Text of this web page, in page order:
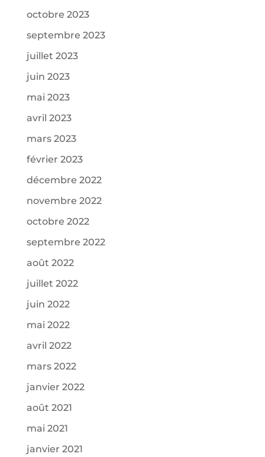
octobre 2023
septembre 2023
juillet 2023
juin 2023
mai 2023
avril 2023
mars 2023
février 2023
décembre 2022
novembre 2022
octobre 2022
septembre 2022
août 2022
juillet 2022
juin 2022
mai 2022
avril 2022
mars 2022
janvier 2022
août 2021
mai 2021
janvier 2021